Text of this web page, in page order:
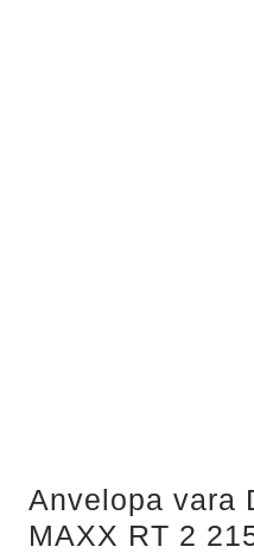
Anvelopa vara
MAXX RT 2